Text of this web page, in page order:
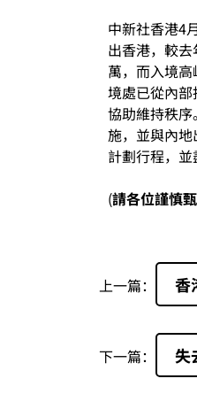
中新社香港4
出香港，較
萬，而入境
境處已從內
協助維持秩
施，並與內
計劃行程，
(請各位謹慎
上一篇： 香
下一篇： 失